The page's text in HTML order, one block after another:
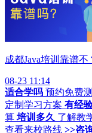
成都Java培训靠谱
08-23 11:14
适合学吗 预约免费
定制学习方案 有经
算 培训多久 了解教
查看来校路线 >>咨